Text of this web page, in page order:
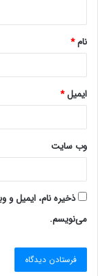
نام*
ایمیل*
وب‌ سایت
ذخیره نام، ایمیل و
می‌نویسم.